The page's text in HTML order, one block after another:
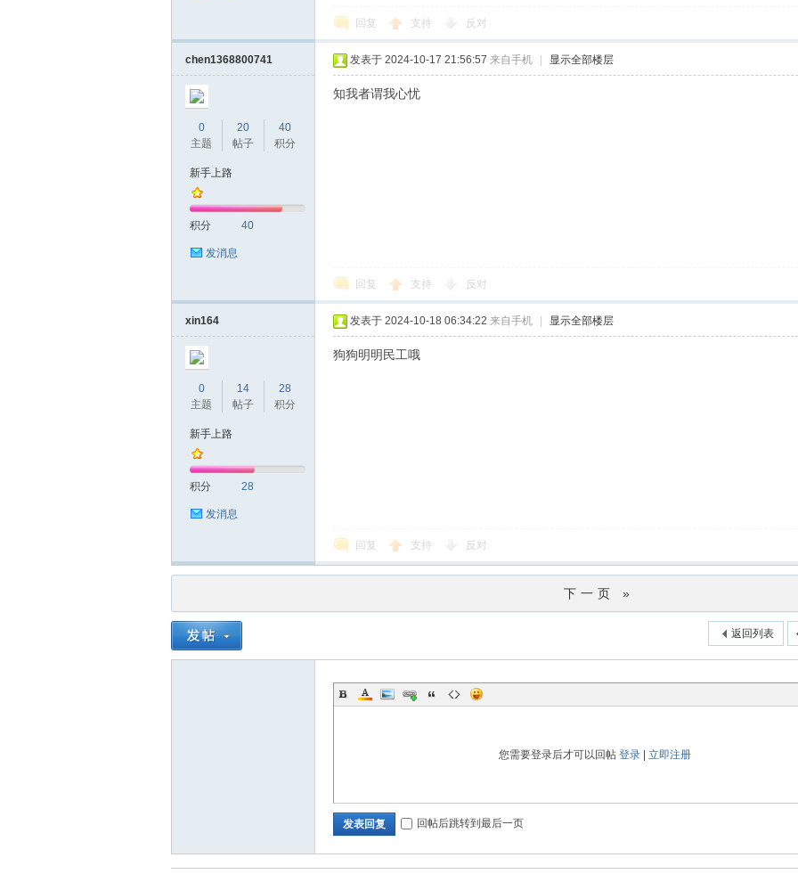
圳
品
回复 支持 反对
chen1368800741
0
主题
20
帖子
40
积分
新手上路
积分 40
发消息
发表于 2024-10-17 21:56:57 来自手机 显示全部楼层
知我者谓我心忧
回复 支持 反对
xin164
0
主题
14
帖子
28
积分
新手上路
积分 28
发消息
发表于 2024-10-18 06:34:22 来自手机 显示全部楼层
狗狗明明民工哦
回复 支持 反对
下一页 »
返回列表
您需要登录后才可以回帖 登录| 立即注册
发表回复 回帖后跳转到最后一页